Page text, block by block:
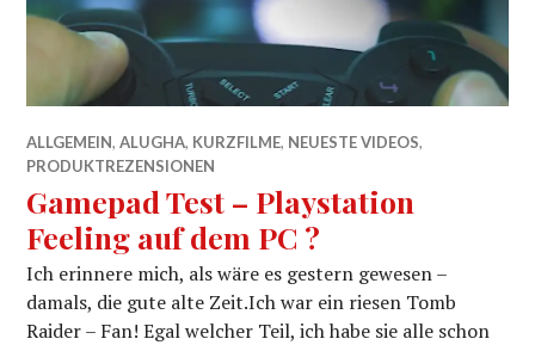
ALLGEMEIN,ALUGHA, KURZFILME, NEUESTE VIDEOS,
PRODUKTREZENSIONEN
Gamepad Test – Playstation
Feeling auf dem PC ?
Ich erinnere mich, als wäre es gestern gewesen –
damals, die gute alte Zeit.Ich war ein riesen Tomb
Raider – Fan! Egal welcher Teil, ich habe sie alle schon